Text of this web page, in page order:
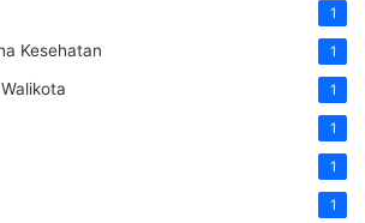
1
Kesehatan 1
1
1
1
1